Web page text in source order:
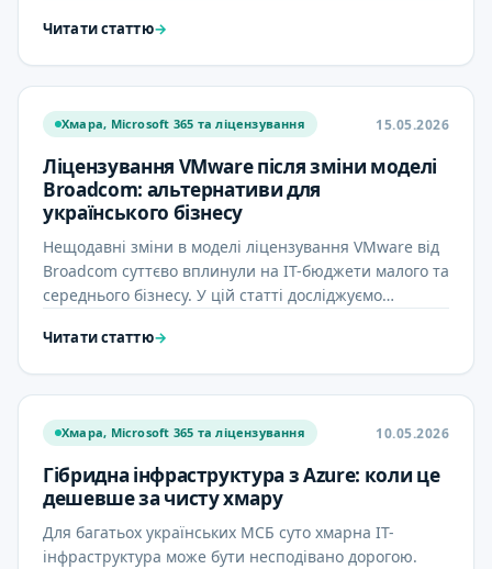
Читати статтю→
15.05.2026
Хмара, Microsoft 365 та ліцензування
Ліцензування VMware після зміни моделі
Broadcom: альтернативи для
українського бізнесу
Нещодавні зміни в моделі ліцензування VMware від
Broadcom суттєво вплинули на IT-бюджети малого та
середнього бізнесу. У цій статті досліджуємо
Читати статтю→
10.05.2026
Хмара, Microsoft 365 та ліцензування
Гібридна інфраструктура з Azure: коли це
дешевше за чисту хмару
Для багатьох українських МСБ суто хмарна ІТ-
інфраструктура може бути несподівано дорогою.